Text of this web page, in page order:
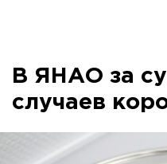
В ЯНАО за
случаев